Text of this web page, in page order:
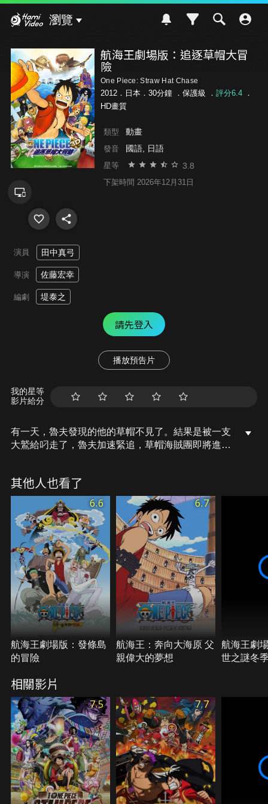
瀏覽
航海王劇場版：追逐草帽大冒
險
One Piece: Straw Hat Chase
2012．日本．30分鐘 ． 保護級 ． 評分6.4．
HD畫質
類型 動畫
發音 國語, 日語
星等 3.8
下架時間 2026年12月31日
演員 田中真弓
導演 佐藤宏幸
編劇 堤泰之
請先登入
播放預告片
我的星等
影片給分
有一天，魯夫發現的他的草帽不見了。結果是被一支
大鷲給叼走了，魯夫加速緊追，草帽海賊團即將進入
其他人也看了
6.6
航海王劇場版：發條島
的冒險
6.7
航海王：奔向大海原 父
親偉大的夢想
航海王劇
世之謎冬
相關影片
7.5 7.7